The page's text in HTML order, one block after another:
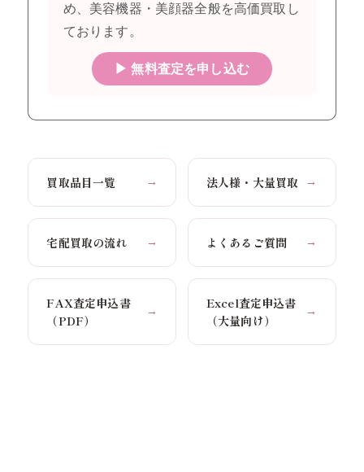
め、美容機器・美顔器全般を高価買取し
ております。
▶ 無料査定を申し込む
買取品目一覧 → 法人様・大量買取 →
宅配買取の流れ → よくあるご質問 →
FAX査定申込書
（PDF）
→
Excel査定申込書
（大量向け）
→